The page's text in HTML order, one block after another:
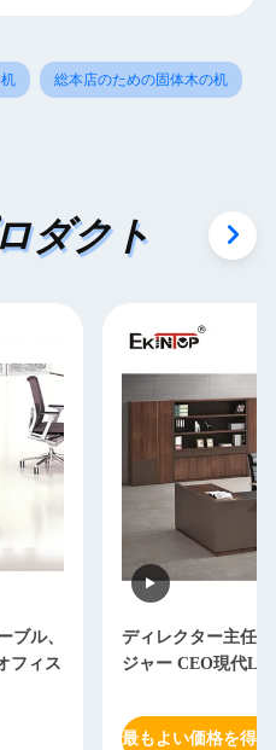
総本店のための固体木の机
ダクト
ブル、
フィス
ディレクター主任
ジャー CEO現代L
最もよい価格を得